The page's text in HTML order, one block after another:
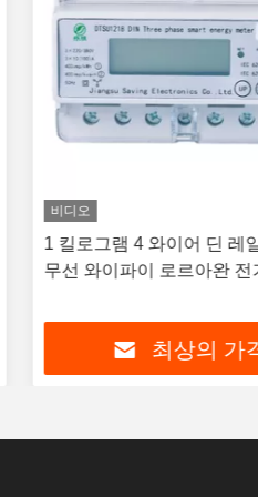
비디오
1 킬로그램 4 와이어 딘 레
무선 와이파이 로르아완 전
최상의 가